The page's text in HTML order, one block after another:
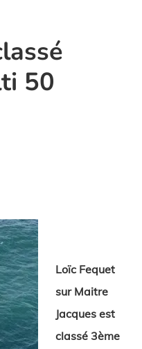
50
Loïc Fequet
sur Maitre
Jacques est
classé 3ème